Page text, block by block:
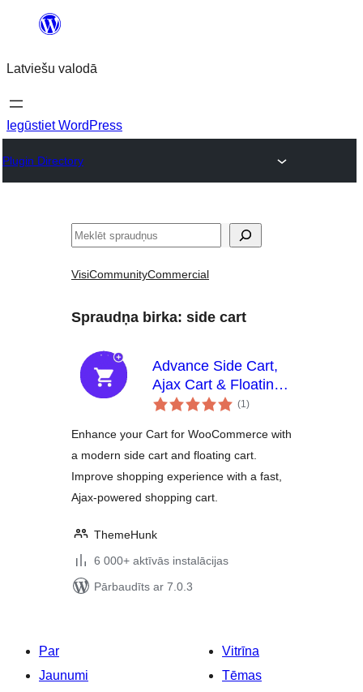
Pāriet
saturu
Latviešu valodā
Iegūstiet WordPress
Plugin Directory
Meklēt
VisiCommunityCommercial
Spraudņa birka: side cart
Advance Side Cart,
Ajax Cart & Floating
Cart for
(1vērtējumu
kopsumma
)
Enhance your Cart for WooCommerce with
a modern side cart and floating cart.
Improve shopping experience with a fast,
Ajax-powered shopping cart.
ThemeHunk
6 000+ aktīvās instalācijas
Pārbaudīts ar 7.0.3
Par
Jaunumi
Vitrīna
Tēmas